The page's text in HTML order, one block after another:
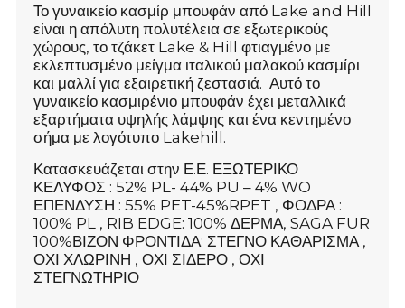
Το γυναικείο κασμίρ μπουφάν από Lake and Hill
είναι η απόλυτη πολυτέλεια σε εξωτερικούς
χώρους, το τζάκετ Lake & Hill φτιαγμένο με
εκλεπτυσμένο μείγμα ιταλικού μαλακού κασμίρι
και μαλλί για εξαιρετική ζεστασιά. Αυτό το
γυναικείο κασμιρένιο μπουφάν έχει μεταλλικά
εξαρτήματα υψηλής λάμψης και ένα κεντημένο
σήμα με λογότυπο Lakehill.
Κατασκευάζεται στην Ε.Ε. ΕΞΩΤΕΡΙΚΟ
ΚΕΛΥΦΟΣ : 52% PL- 44% PU – 4% WO
ΕΠΕΝΔΥΣΗ : 55% PET-45%RPET , ΦΟΔΡΑ :
100% PL , RIB EDGE: 100% ΔΕΡΜΑ, SAGA FUR
100%ΒΙΖΟΝ ΦΡΟΝΤΙΔΑ: ΣΤΕΓΝΟ ΚΑΘΑΡΙΣΜΑ ,
ΟΧΙ ΧΛΩΡΙΝΗ , ΟΧΙ ΣΙΔΕΡΟ , ΟΧΙ
ΣΤΕΓΝΩΤΗΡΙΟ